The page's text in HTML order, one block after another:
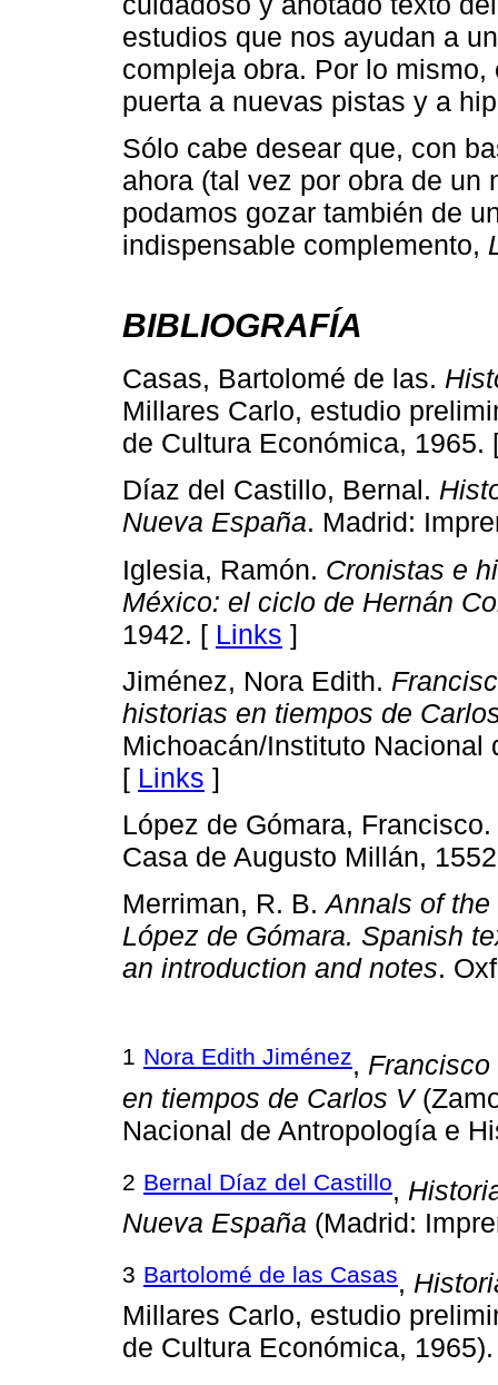
estudios que nos ayudan a
compleja obra. Por lo
puerta a nuevas pistas y a
Sólo cabe desear que, con
ahora (tal vez por obra de un
podamos gozar también de
indispensable complemento,
BIBLIOGRAFÍA
Casas, Bartolomé de las.
Millares Carlo, estudio
de Cultura Económica, 1965.
Díaz del Castillo, Bernal.
Nueva España. Madrid:
Iglesia, Ramón. Cronistas e
México: el ciclo de Hernán
1942. [ Links ]
Jiménez, Nora Edith.
historias en tiempos de
Michoacán/Instituto Nacional
[ Links ]
López de Gómara, Francisco.
Casa de Augusto Millán,
Merriman, R. B.Annals of
López de Gómara. Spanish
an introduction and notes.
1 Nora Edith Jiménez,
en tiempos de Carlos V
Nacional de Antropología e
2 Bernal Díaz del Castillo,
Nueva España (Madrid:
3 Bartolomé de las Casas,
Millares Carlo, estudio
de Cultura Económica, 1965).